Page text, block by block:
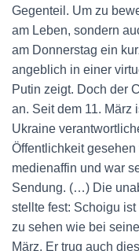
Gegenteil. Um zu
am Leben, sondern
am Donnerstag ein
angeblich in einer
Putin zeigt. Doch der
an. Seit dem 11. März
Ukraine
Öffentlichkeit
medienaffin und war
Sendung. (…) Die
stellte fest: Schoigu
zu sehen wie bei
März. Er trug auch